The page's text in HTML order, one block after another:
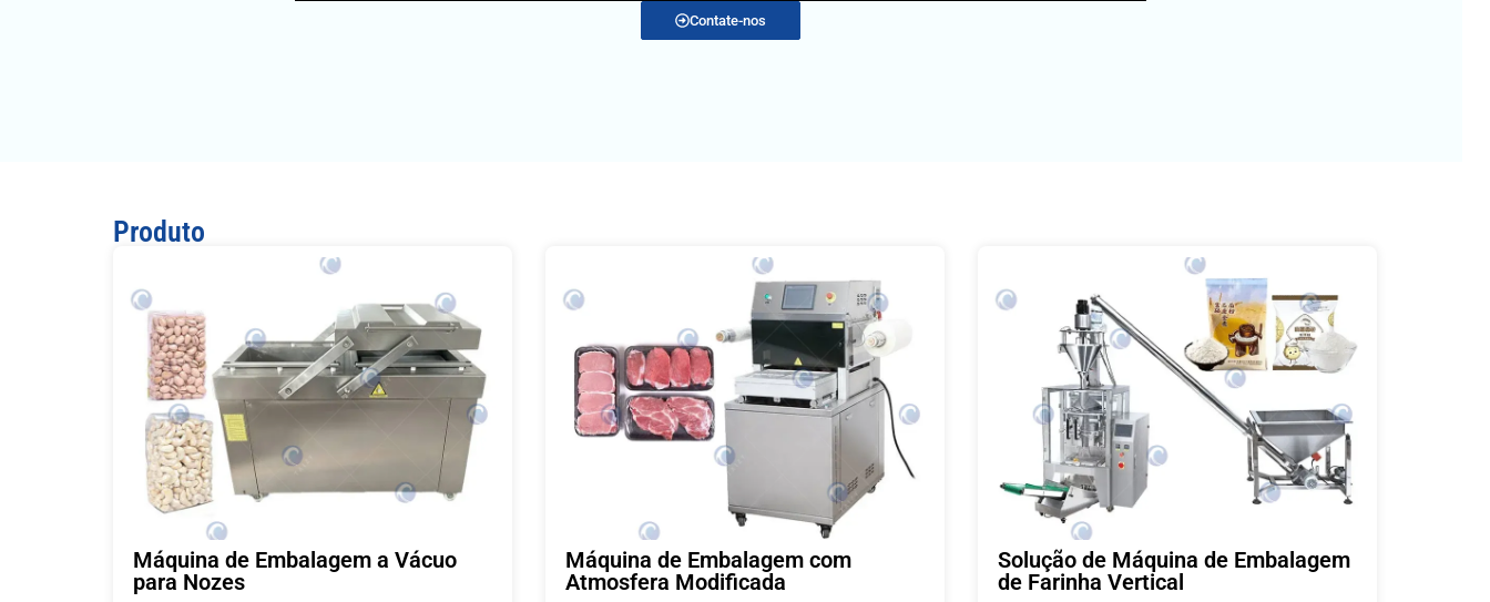
Contate-nos
Produto
Máquina de Embalagem a Vácuo
para Nozes
Máquina de Embalagem com
Atmosfera Modificada
Solução de Máquina de Embalagem
de Farinha Vertical